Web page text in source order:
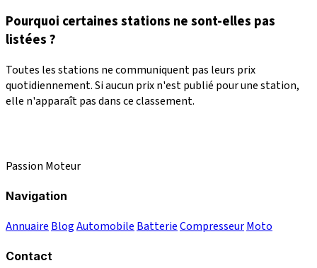
Pourquoi certaines stations ne sont-elles pas
listées ?
Toutes les stations ne communiquent pas leurs prix
quotidiennement. Si aucun prix n'est publié pour une station,
elle n'apparaît pas dans ce classement.
Passion Moteur
Navigation
Annuaire BlogAutomobile BatterieCompresseurMoto
Contact